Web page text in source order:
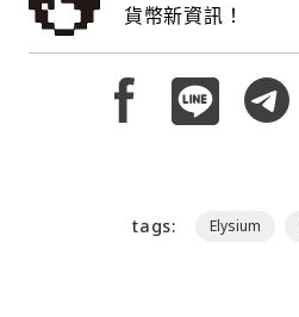
貨幣新資訊！
tags: Elysium